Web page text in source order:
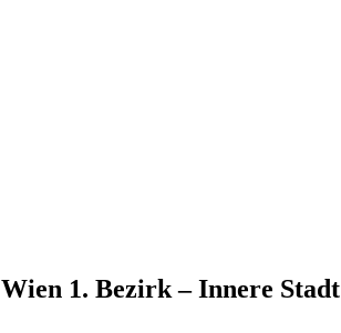
Wien 1. Bezirk – Innere Stadt